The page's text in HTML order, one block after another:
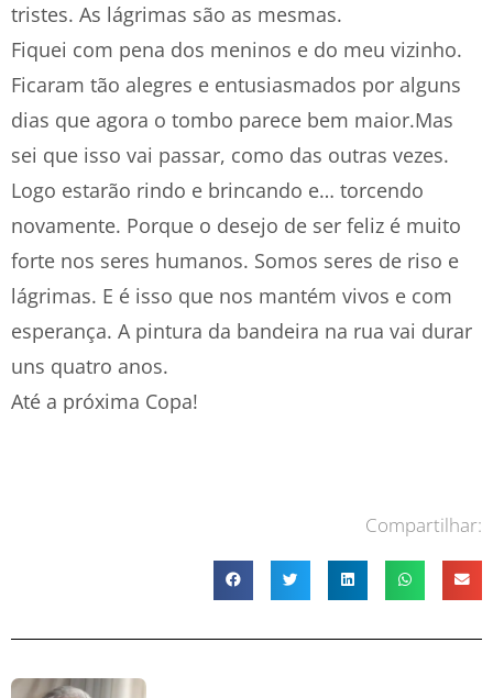
tristes. As lágrimas são as mesmas.
Fiquei com pena dos meninos e do meu vizinho.
Ficaram tão alegres e entusiasmados por alguns
dias que agora o tombo parece bem maior.Mas
sei que isso vai passar, como das outras vezes.
Logo estarão rindo e brincando e… torcendo
novamente. Porque o desejo de ser feliz é muito
forte nos seres humanos. Somos seres de riso e
lágrimas. E é isso que nos mantém vivos e com
esperança. A pintura da bandeira na rua vai durar
uns quatro anos.
Até a próxima Copa!
Compartilhar: